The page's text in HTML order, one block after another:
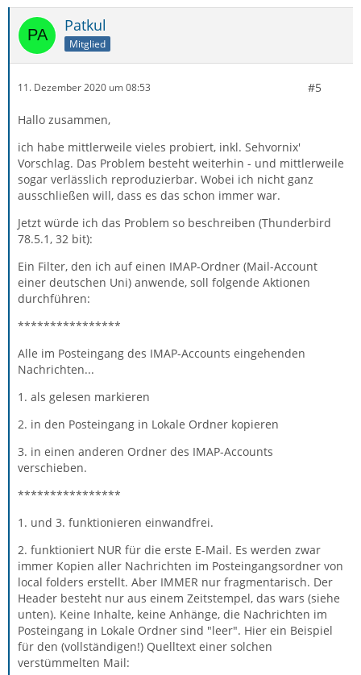
Patkul
Mitglied
11. Dezember 2020 um 08:53 #5
Hallo zusammen,
ich habe mittlerweile vieles probiert, inkl. Sehvornix'
Vorschlag. Das Problem besteht weiterhin - und mittlerweile
sogar verlässlich reproduzierbar. Wobei ich nicht ganz
ausschließen will, dass es das schon immer war.
Jetzt würde ich das Problem so beschreiben (Thunderbird
78.5.1, 32 bit):
Ein Filter, den ich auf einen IMAP-Ordner (Mail-Account
einer deutschen Uni) anwende, soll folgende Aktionen
durchführen:
****************
Alle im Posteingang des IMAP-Accounts eingehenden
Nachrichten...
1. als gelesen markieren
2. in den Posteingang in Lokale Ordner kopieren
3. in einen anderen Ordner des IMAP-Accounts
verschieben.
****************
1. und 3. funktionieren einwandfrei.
2. funktioniert NUR für die erste E-Mail. Es werden zwar
immer Kopien aller Nachrichten im Posteingangsordner von
local folders erstellt. Aber IMMER nur fragmentarisch. Der
Header besteht nur aus einem Zeitstempel, das wars (siehe
unten). Keine Inhalte, keine Anhänge, die Nachrichten im
Posteingang in Lokale Ordner sind "leer". Hier ein Beispiel
für den (vollständigen!) Quelltext einer solchen
verstümmelten Mail: